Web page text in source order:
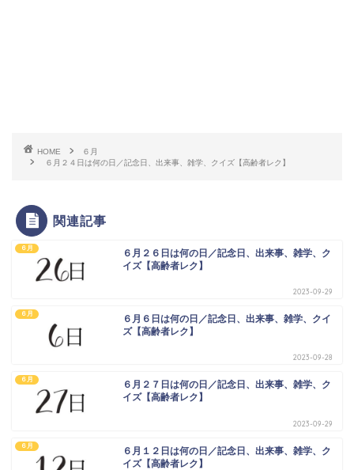
HOME
６月
６月２４日は何の日／記念日、出来事、雑学、クイズ【高齢者レク】
関連記事
６月
６月２６日は何の日／記念日、出来事、雑学、ク
イズ【高齢者レク】
2023-09-29
６月
６月６日は何の日／記念日、出来事、雑学、クイ
ズ【高齢者レク】
2023-09-28
６月
６月２７日は何の日／記念日、出来事、雑学、ク
イズ【高齢者レク】
2023-09-29
６月
６月１２日は何の日／記念日、出来事、雑学、ク
イズ【高齢者レク】